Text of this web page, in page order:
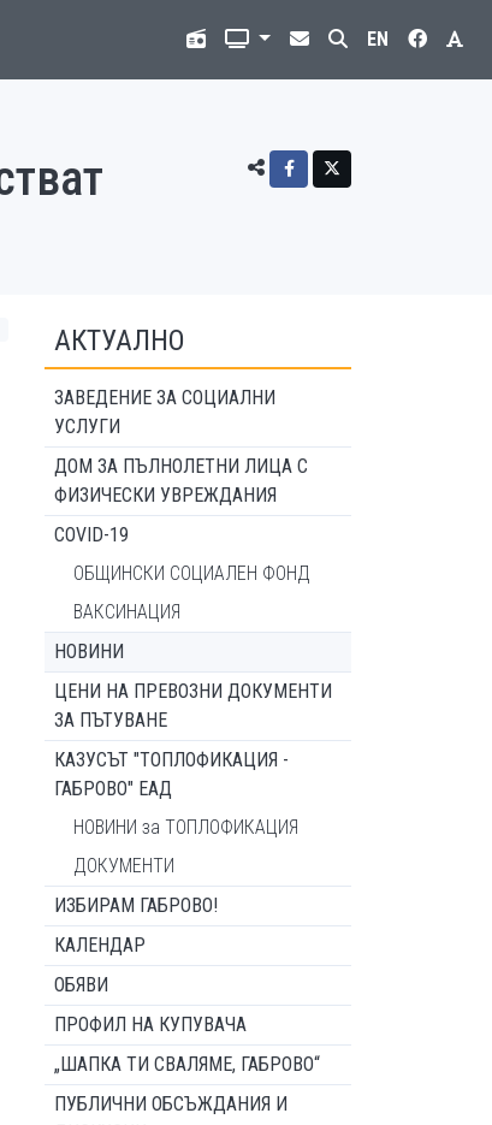
EN
АКТУАЛНО
ЗАВЕДЕНИЕ ЗА СОЦИАЛНИ
УСЛУГИ
ДОМ ЗА ПЪЛНОЛЕТНИ ЛИЦА С
ФИЗИЧЕСКИ УВРЕЖДАНИЯ
COVID-19
ОБЩИНСКИ СОЦИАЛЕН ФОНД
ВАКСИНАЦИЯ
НОВИНИ
ЦЕНИ НА ПРЕВОЗНИ ДОКУМЕНТИ
ЗА ПЪТУВАНЕ
КАЗУСЪТ "ТОПЛОФИКАЦИЯ -
ГАБРОВО" ЕАД
НОВИНИ за ТОПЛОФИКАЦИЯ
ДОКУМЕНТИ
ИЗБИРАМ ГАБРОВО!
КАЛЕНДАР
ОБЯВИ
ПРОФИЛ НА КУПУВАЧА
„ШАПКА ТИ СВАЛЯМЕ, ГАБРОВО“
ПУБЛИЧНИ ОБСЪЖДАНИЯ И